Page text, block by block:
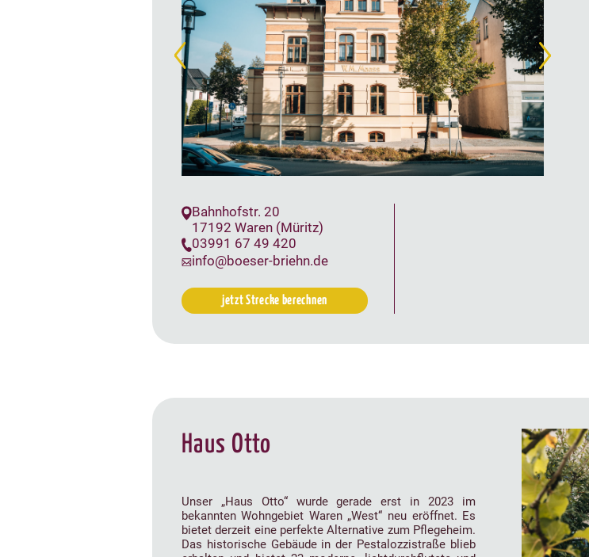
Bahnhofstr. 20
17192 Waren (Müritz)
03991 67 49 420
info@boeser-briehn.de
jetzt Strecke berechnen
Haus Otto
Unser „Haus Otto“ wurde gerade erst in 2023 im
bekannten Wohngebiet Waren „West“ neu eröffnet. Es
bietet derzeit eine perfekte Alternative zum Pflegeheim.
Das historische Gebäude in der Pestalozzistraße blieb